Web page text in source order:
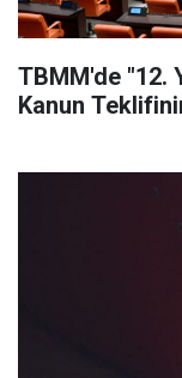
TBMM'de "12.
Kanun